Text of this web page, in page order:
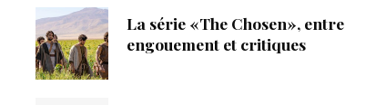
La série «The Chosen», entre
engouement et critiques